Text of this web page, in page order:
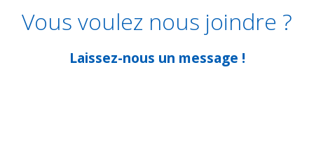
Vous voulez nous joindre ?
Laissez-nous un message !